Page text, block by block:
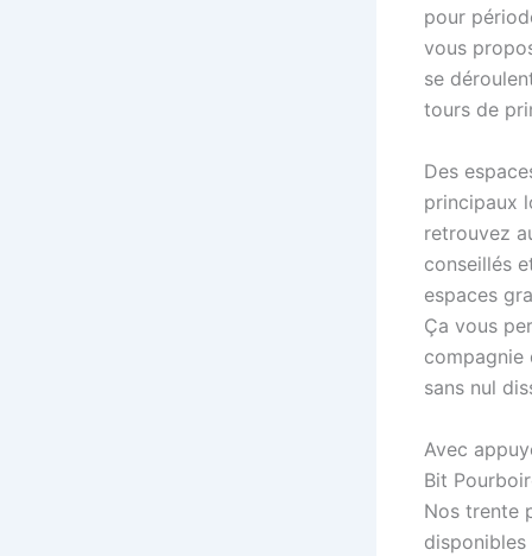
pour
vous
se
tours de
Des
principaux
retrouvez
conseillés
espaces
Ça vous
compagnie
sans nul
Avec
Bit
Nos trente